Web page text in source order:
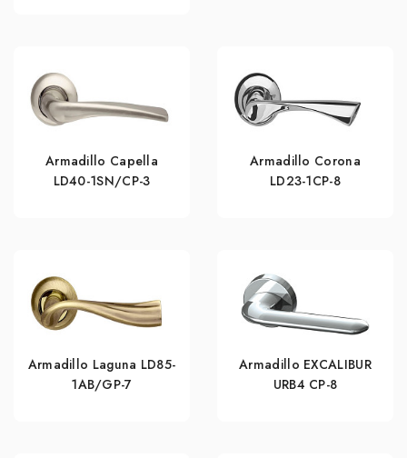
Armadillo Capella
LD40-1SN/CP-3
Armadillo Corona
LD23-1CP-8
Armadillo Laguna LD85-
1AB/GP-7
Armadillo EXCALIBUR
URB4 СР-8